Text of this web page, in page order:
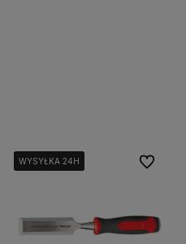
WYSYŁKA 24H
WYSYŁKA 24H
WYSYŁKA 24H
WYSYŁKA 24H Do